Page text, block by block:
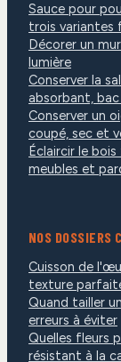
Sauce pour
trois variantes
Décorer un
lumière
Conserver la
absorbant,
Conserver un
coupé, sec et
Éclaircir le
meubles et
NOS DOSSIERS
Cuisson de
texture
Quand tailler
erreurs à éviter
Quelles fleurs
résistant à la